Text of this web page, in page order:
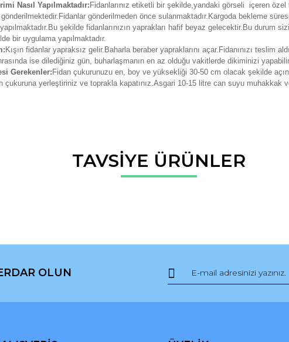
Nasıl Yapılmaktadır: Fidanlarınız etiketli bir şekilde,yandaki görseli içeren özel
gönderilmeden önce sulanmaktadır.Kargoda bekleme
şekilde fidanlarınızın yaprakları hafif beyaz gelecektir.Bu durum
bir uygulama yapılmaktadır.
Kışın fidanlar yapraksız gelir.Baharla beraber yapraklarını açar.Fidanınızı teslim
ise dilediğiniz gün, buharlaşmanın en az olduğu vakitlerde dikiminizi
Gerekenler:Fidan çukurunuzu en, boy ve yüksekliği 30-50 cm olacak şekilde
çukuruna yerleştiriniz ve toprakla kapatınız.Asgari 10-15 litre can suyu
Bu ürüne ilk yorumu siz yapın!
ve diğer konularda yetersiz gördüğünüz noktaları öneri formunu
TAVSİYE ÜRÜNLER
OLUN